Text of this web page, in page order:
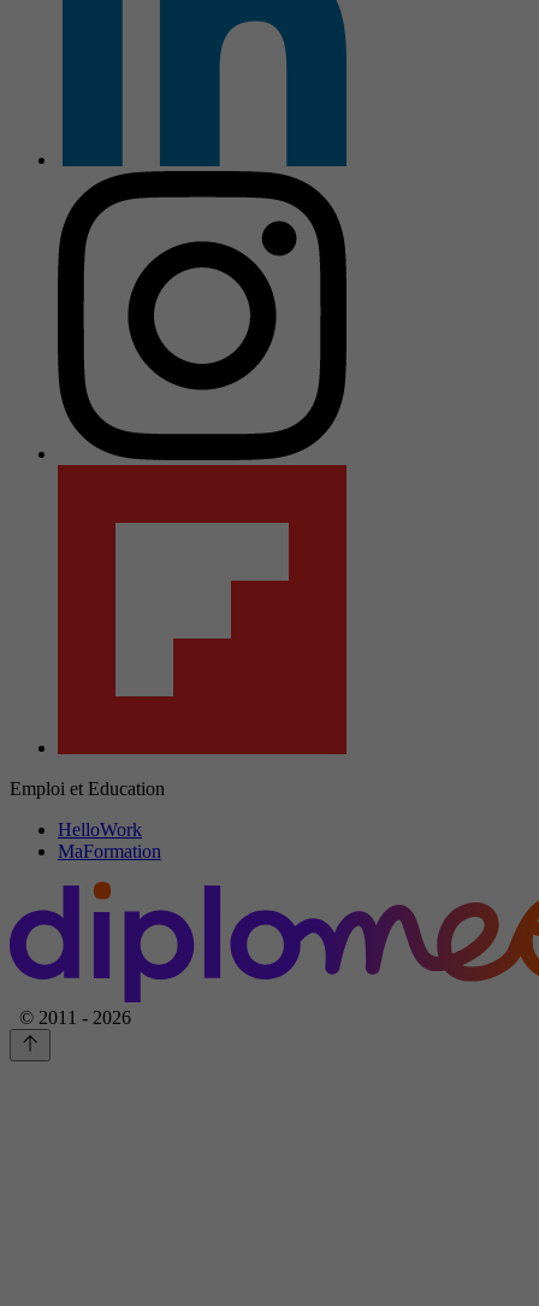
Emploi et Education
HelloWork
MaFormation
© 2011 - 2026